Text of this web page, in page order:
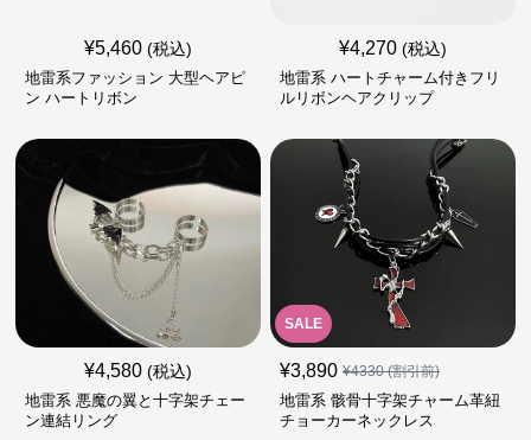
¥5,460 (税込)
地雷系ファッション 大型ヘアピ
ン ハートリボン
¥4,270 (税込)
地雷系 ハートチャーム付きフリ
ルリボンヘアクリップ
¥4,580 (税込)
地雷系 悪魔の翼と十字架チェー
ン連結リング
SALE
¥3,890 ¥4330(割引前)
地雷系 骸骨十字架チャーム革紐
チョーカーネックレス